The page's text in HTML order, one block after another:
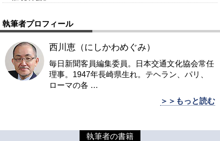
執筆者プロフィール
西川恵（にしかわめぐみ）
毎日新聞客員編集委員。日本交通文化協会常任
理事。1947年長崎県生れ。テヘラン、パリ、
ローマの各 …
＞＞もっと読む
執筆者の書籍